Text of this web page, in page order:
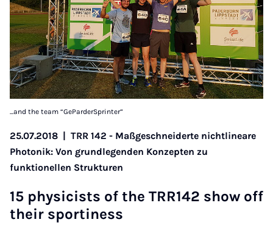
...and the team “GeParderSprinter”
25.07.2018 | TRR 142 - Maßgeschneiderte nichtlineare
Photonik: Von grundlegenden Konzepten zu
funktionellen Strukturen
15 phy­si­cists of the TRR142 show off
their spor­ti­ness